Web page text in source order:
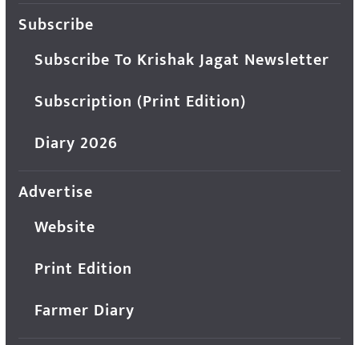
Subscribe
Subscribe To Krishak Jagat Newsletter
Subscription (Print Edition)
Diary 2026
Advertise
Website
Print Edition
Farmer Diary